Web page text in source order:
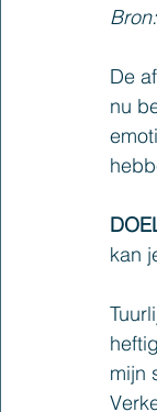
De
nu
kan
mijn
V